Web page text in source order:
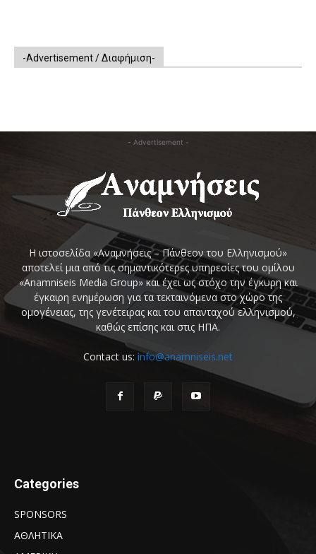
-Advertisement / Διαφήμιση-
- Advertisement -
Η ιστοσελίδα «Αναμνήσεις – Πάνθεον του Ελληνισμού»
αποτελεί μια από τις σημαντικότερες υπηρεσίες του ομίλου
«Anamniseis Media Group» και έχει ως στόχο την έγκυρη και
έγκαιρη ενημέρωση για τα τεκταινόμενα στο χώρο της
ομογένειας, της γενέτειρας και του απανταχού ελληνισμού,
καθώς επίσης και στις ΗΠΑ.
Contact us: info@anamniseis.net
Categories
SPONSORS
ΑΘΛΗΤΙΚΑ